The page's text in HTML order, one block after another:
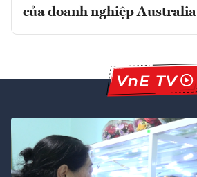
của doanh nghiệp Australia